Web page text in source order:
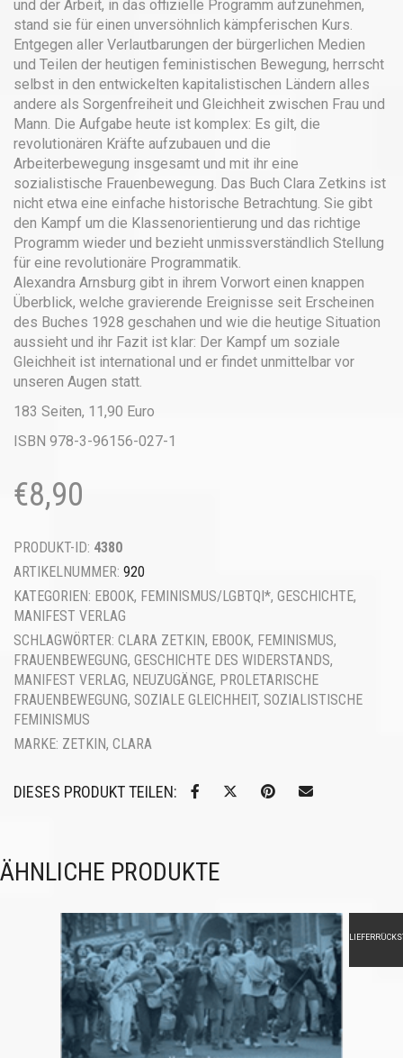
und der Arbeit, in das offizielle Programm aufzunehmen,
stand sie für einen unversöhnlich kämpferischen Kurs.
Entgegen aller Verlautbarungen der bürgerlichen Medien
und Teilen der heutigen feministischen Bewegung, herrscht
selbst in den entwickelten kapitalistischen Ländern alles
andere als Sorgenfreiheit und Gleichheit zwischen Frau und
Mann. Die Aufgabe heute ist komplex: Es gilt, die
revolutionären Kräfte aufzubauen und die
Arbeiterbewegung insgesamt und mit ihr eine
sozialistische Frauenbewegung. Das Buch Clara Zetkins ist
nicht etwa eine einfache historische Betrachtung. Sie gibt
den Kampf um die Klassenorientierung und das richtige
Programm wieder und bezieht unmissverständlich Stellung
für eine revolutionäre Programmatik.
Alexandra Arnsburg gibt in ihrem Vorwort einen knappen
Überblick, welche gravierende Ereignisse seit Erscheinen
des Buches 1928 geschahen und wie die heutige Situation
aussieht und ihr Fazit ist klar: Der Kampf um soziale
Gleichheit ist international und er findet unmittelbar vor
unseren Augen statt.
183 Seiten, 11,90 Euro
ISBN 978-3-96156-027-1
€8,90
PRODUKT-ID: 4380
ARTIKELNUMMER: 920
KATEGORIEN: EBOOK, FEMINISMUS/LGBTQI*, GESCHICHTE,
MANIFEST VERLAG
SCHLAGWÖRTER: CLARA ZETKIN, EBOOK, FEMINISMUS,
FRAUENBEWEGUNG, GESCHICHTE DES WIDERSTANDS,
MANIFEST VERLAG, NEUZUGÄNGE, PROLETARISCHE
FRAUENBEWEGUNG, SOZIALE GLEICHHEIT, SOZIALISTISCHE
FEMINISMUS
MARKE: ZETKIN, CLARA
DIESES PRODUKT TEILEN:
ÄHNLICHE PRODUKTE